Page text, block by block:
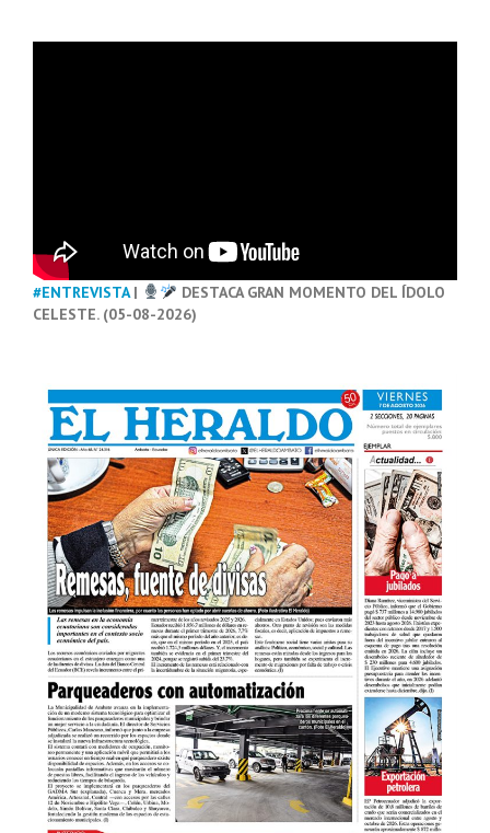
#ENTREVISTA|
DESTACA GRAN MOMENTO DEL ÍDOLO
CELESTE. (05-08-2026)